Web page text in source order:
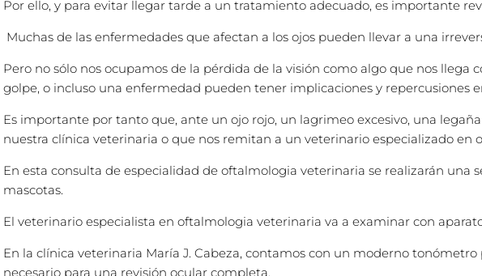
Por ello, y para evitar llegar tarde a un tratamiento adecuado, es importante
Muchas de las enfermedades que afectan a los ojos pueden llevar a una
Pero no sólo nos ocupamos de la pérdida de la visión como algo que nos
golpe, o incluso una enfermedad pueden tener implicaciones y repercusiones
Es importante por tanto que, ante un ojo rojo, un lagrimeo excesivo, una
nuestra clínica veterinaria o que nos remitan a un veterinario especializado en
En esta consulta de especialidad de oftalmologia veterinaria se realizarán
mascotas.
El veterinario especialista en oftalmologia veterinaria va a examinar con
En la clínica veterinaria María J. Cabeza, contamos con un moderno
necesario para una revisión ocular completa.